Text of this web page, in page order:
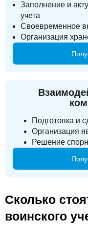
Заполнение и
учета
Своевременное
Организация
Подготовка и
Организация
Решение
Сколько
воинского